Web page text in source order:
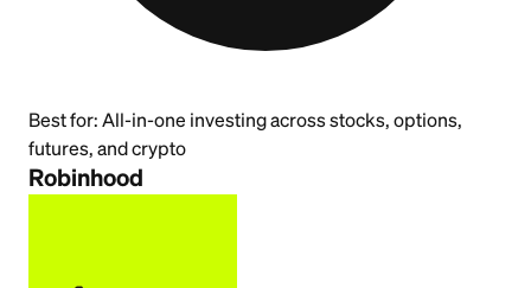
Best for: All-in-one investing across stocks, options,
futures, and crypto
Robinhood